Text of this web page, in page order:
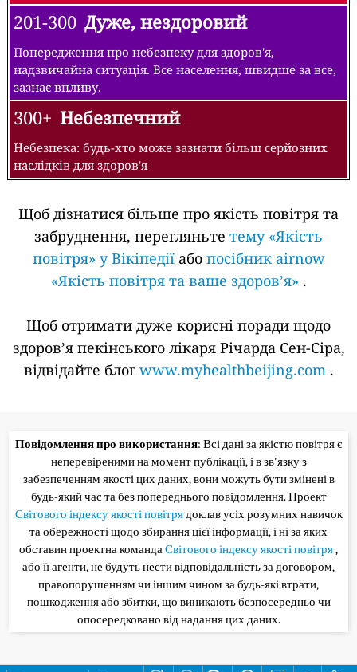
201-300 Дуже, нездоровий
Попередження про небезпеку для здоров'я,
надзвичайна ситуація. Все населення, швидше за все,
зазнає впливу.
300+ Небезпечний
Небезпека: будь-хто може зазнати більш серйозних
наслідків для здоров'я
Щоб дізнатися більше про якість повітря та
забруднення, перегляньте тему «Якість
повітря» у Вікіпедіїабо посібник airnow
«Якість повітря та ваше здоров’я» .
Щоб отримати дуже корисні поради щодо
здоров’я пекінського лікаря Річарда Сен-Сіра,
відвідайте блог www.myhealthbeijing.com.
Повідомлення про використання: Всі дані за якістю повітря є
неперевіреними на момент публікації, і в зв'язку з
забезпеченням якості цих даних, вони можуть бути змінені в
будь-який час та без попереднього повідомлення. Проект
Світового індексу якості повітрядоклав усіх розумних навичок
та обережності щодо збирання цієї інформації, і ні за яких
обставин проектна командаСвітового індексу якості повітря,
або її агенти, не будуть нести відповідальність за договором,
правопорушенням чи іншим чином за будь-які втрати,
пошкодження або збитки, що виникають безпосередньо чи
опосередковано від надання цих даних.